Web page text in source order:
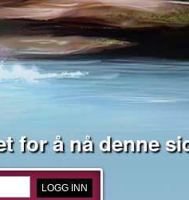
for å nå denne